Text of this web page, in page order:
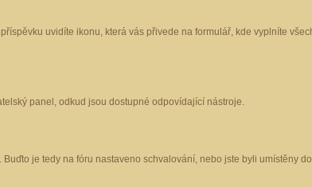
uvidíte ikonu, která vás přivede na formulář, kde vyplníte
panel, odkud jsou dostupné odpovídající nástroje.
je tedy na fóru nastaveno schvalování, nebo jste byli umístěny